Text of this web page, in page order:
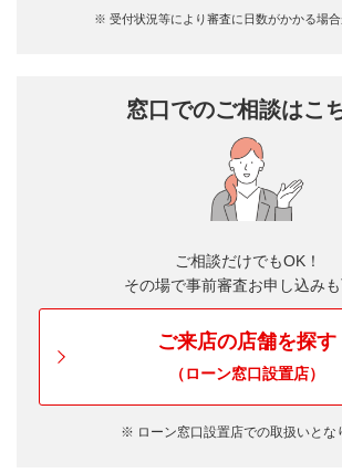
※ 受付状況等により審査に日数がかかる場
窓口でのご相談はこ
ご相談だけでもOK！
その場で事前審査お申し込み
ご来店の店舗を探す
（ローン窓口設置店）
※ ローン窓口設置店での取扱いとな